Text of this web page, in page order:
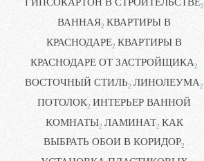
2
ВАННАЯ2 КВАРТИРЫ В
КРАСНОДАРЕ2 КВАРТИРЫ В
КРАСНОДАРЕ ОТ ЗАСТРОЙЩИКА2
ВОСТОЧНЫЙ СТИЛЬ2 ЛИНОЛЕУМА2
ПОТОЛОК2 ИНТЕРЬЕР ВАННОЙ
КОМНАТЫ2 ЛАМИНАТ2 КАК
ВЫБРАТЬ ОБОИ В КОРИДОР2